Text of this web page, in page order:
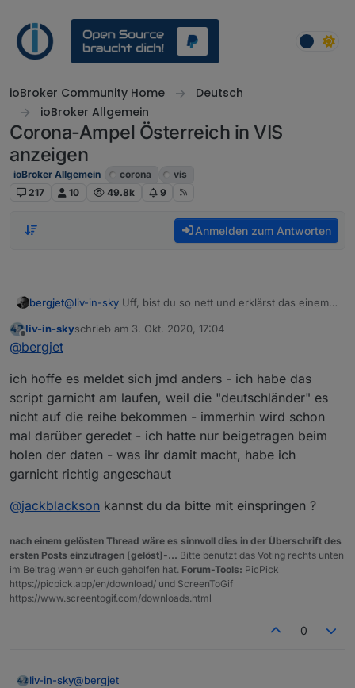
ioBroker Community Home
Deutsch
ioBroker Allgemein
Corona-Ampel Österreich in VIS
anzeigen
ioBroker Allgemein corona
vis
217
10 49.8k 9
Anmelden zum Antworten
bergjet@liv-in-sky Uff, bist du so nett und erklärst das einem
Ich möchte diehttps://corona-
meinden_aktuell.jsonGemeinden anzeigen.
Also meinen Gemeindenamen und die Warnstufe und
von welchem Datum der Wert stammt. Das sollte je in
einen Datenpunkt.
Den Datenpunkt kann man ja danach in Vis auswerten.
Vielleicht ist dir eine plausible nachvollziehbare
Erklärung möglich.
Danke schon mal.
Offline
liv-in-skyschrieb am 3. Okt. 2020, 17:04
zuletzt editiert von
@bergjet
ich hoffe es meldet sich jmd anders - ich habe das
script garnicht am laufen, weil die "deutschländer" es
nicht auf die reihe bekommen - immerhin wird schon
mal darüber geredet - ich hatte nur beigetragen beim
holen der daten - was ihr damit macht, habe ich
garnicht richtig angeschaut
@jackblackson kannst du da bitte mit einspringen ?
nach einem gelösten Thread wäre es sinnvoll dies in der Überschrift des
ersten Posts einzutragen [gelöst]-... Bitte benutzt das Voting rechts unten
im Beitrag wenn er euch geholfen hat. Forum-Tools: PicPick
https://picpick.app/en/download/ und ScreenToGif
https://www.screentogif.com/downloads.html
0
liv-in-sky@bergjet